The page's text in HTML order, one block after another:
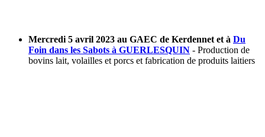
Mercredi 5 avril 2023 au GAEC de Kerdennet et à Du
Foin dans les Sabots à GUERLESQUIN - Production de
bovins lait, volailles et porcs et fabrication de produits laitiers